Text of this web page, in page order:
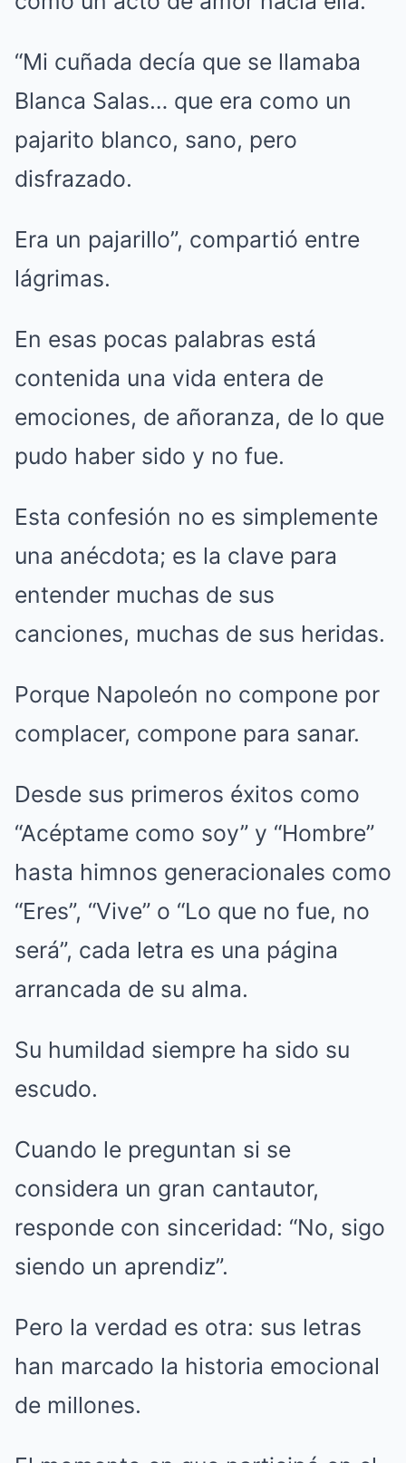
“Mi cuñada decía que se llamaba
Blanca Salas… que era como un
pajarito blanco, sano, pero
disfrazado.
Era un pajarillo”, compartió entre
lágrimas.
En esas pocas palabras está
contenida una vida entera de
emociones, de añoranza, de lo que
pudo haber sido y no fue.
Esta confesión no es simplemente
una anécdota; es la clave para
entender muchas de sus
canciones, muchas de sus heridas.
Porque Napoleón no compone por
complacer, compone para sanar.
Desde sus primeros éxitos como
“Acéptame como soy” y “Hombre”
hasta himnos generacionales como
“Eres”, “Vive” o “Lo que no fue, no
será”, cada letra es una página
arrancada de su alma.
Su humildad siempre ha sido su
escudo.
Cuando le preguntan si se
considera un gran cantautor,
responde con sinceridad: “No, sigo
siendo un aprendiz”.
Pero la verdad es otra: sus letras
han marcado la historia emocional
de millones.